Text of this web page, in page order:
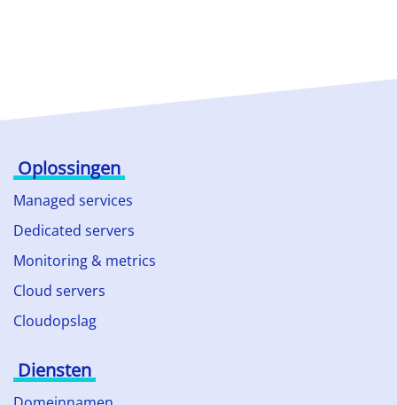
Oplossingen
Managed services
Dedicated servers
Monitoring & metrics
Cloud servers
Cloudopslag
Diensten